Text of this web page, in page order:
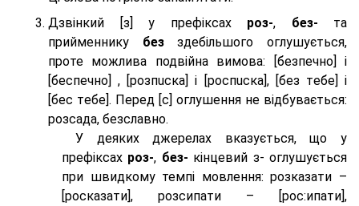
Дзвінкий [з] у префіксах роз-, без- та
прийменнику безздебільшого оглушується,
проте можлива подвійна вимова: [безпeчно] і
[беспeчно] , [розпuска] і [роспuска], [без тeбе] і
[бес тeбе]. Перед [с] оглушення не відбувається:
розсада, безславно.
У деяких джерелах вказується, що у
префіксах роз-, без- кінцевий з- оглушується
при швидкому темпі мовлення: розказати –
[росказати], розсипати – [роc:ипати],